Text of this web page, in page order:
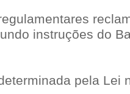
instruções do
pela Lei